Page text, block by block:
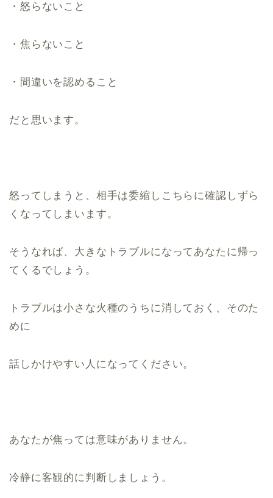
・怒らないこと
・焦らないこと
・間違いを認めること
だと思います。
怒ってしまうと、相手は委縮しこちらに確認しずら
くなってしまいます。
そうなれば、大きなトラブルになってあなたに帰っ
てくるでしょう。
トラブルは小さな火種のうちに消しておく、そのた
めに
話しかけやすい人になってください。
あなたが焦っては意味がありません。
冷静に客観的に判断しましょう。